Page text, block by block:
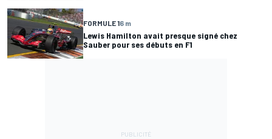
FORMULE 16 m
Lewis Hamilton avait presque signé chez
Sauber pour ses débuts en F1